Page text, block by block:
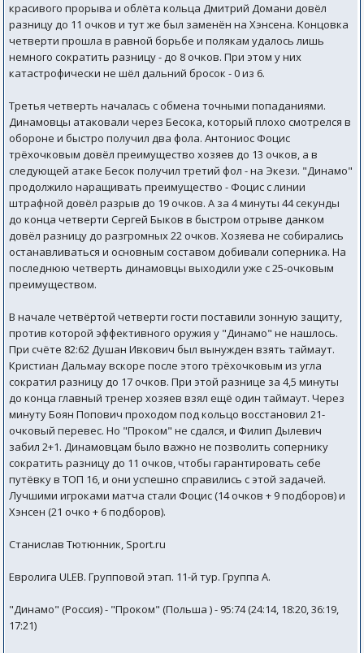
красивого прорыва и облёта кольца Дмитрий Домани довёл
разницу до 11 очков и тут же был заменён на Хэнсена. Концовка
четверти прошла в равной борьбе и полякам удалось лишь
немного сократить разницу - до 8 очков. При этом у них
катастрофически не шёл дальний бросок - 0 из 6.
Третья четверть началась с обмена точными попаданиями.
Динамовцы атаковали через Бесока, который плохо смотрелся в
обороне и быстро получил два фола. Антониос Фоцис
трёхочковым довёл преимущество хозяев до 13 очков, а в
следующей атаке Бесок получил третий фол - на Экези. "Динамо"
продолжило наращивать преимущество - Фоцис с линии
штрафной довёл разрыв до 19 очков. А за 4 минуты 44 секунды
до конца четверти Сергей Быков в быстром отрыве данком
довёл разницу до разгромных 22 очков. Хозяева не собирались
останавливаться и основным составом добивали соперника. На
последнюю четверть динамовцы выходили уже с 25-очковым
преимуществом.
В начале четвёртой четверти гости поставили зонную защиту,
против которой эффективного оружия у "Динамо" не нашлось.
При счёте 82:62 Душан Ивкович был вынужден взять таймаут.
Кристиан Дальмау вскоре после этого трёхочковым из угла
сократил разницу до 17 очков. При этой разнице за 4,5 минуты
до конца главный тренер хозяев взял ещё один таймаут. Через
минуту Боян Попович проходом под кольцо восстановил 21-
очковый перевес. Но "Проком" не сдался, и Филип Дылевич
забил 2+1. Динамовцам было важно не позволить сопернику
сократить разницу до 11 очков, чтобы гарантировать себе
путёвку в ТОП 16, и они успешно справились с этой задачей.
Лучшими игроками матча стали Фоцис (14 очков + 9 подборов) и
Хэнсен (21 очко + 6 подборов).
Станислав Тютюнник, Sport.ru
Евролига ULEB. Групповой этап. 11-й тур. Группа А.
"Динамо" (Россия) - "Проком" (Польша ) - 95:74 (24:14, 18:20, 36:19,
17:21)